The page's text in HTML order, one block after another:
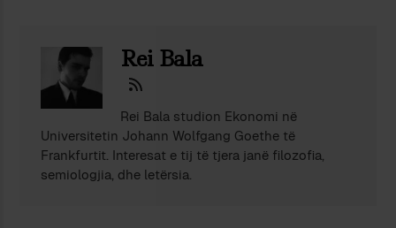
Rei Bala
Rei Bala studion Ekonomi në
Universitetin Johann Wolfgang Goethe të
Frankfurtit. Interesat e tij të tjera janë filozofia,
semiologjia, dhe letërsia.